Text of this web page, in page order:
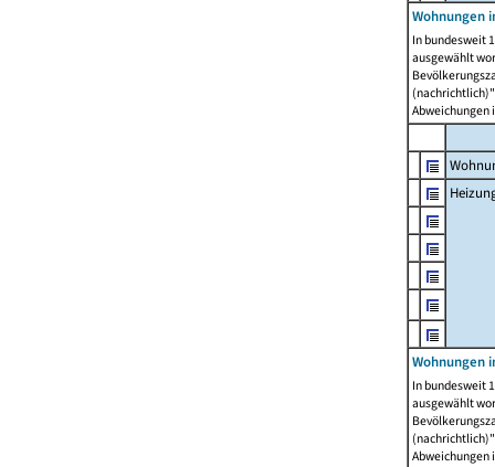
Wohnungen
In bundesweit
ausgewählt
Abweichungen
Wohnungen
In bundesweit
ausgewählt
Abweichungen